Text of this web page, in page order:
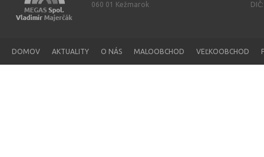
060 01 Kežmarok
DOMOV AKTUALITY O NÁS MALOOBCHOD VEĽKOOBCHOD